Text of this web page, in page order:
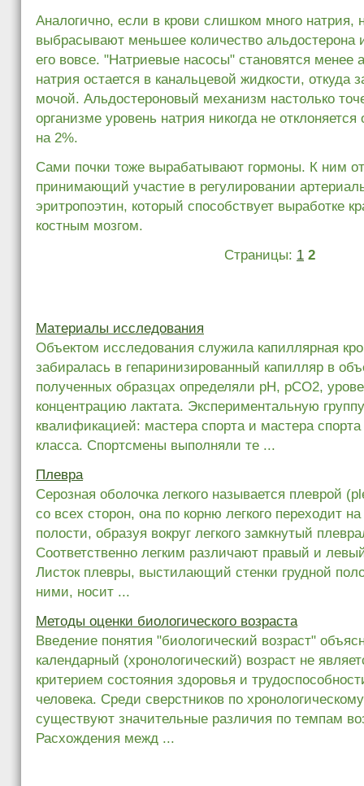
Аналогично, если в крови слишком много натрия,
выбрасывают меньшее количество
его вовсе. "Натриевые насосы" становятся
натрия остается в канальцевой жидкости, откуда
мочой. Альдостероновый механизм настолько
организме уровень натрия никогда не
на 2%.
Сами почки тоже вырабатывают гормоны. К ним
принимающий участие в регулировании
эритропоэтин, который способствует выработке
костным мозгом.
Страницы: 1 2
Материалы исследования
Объектом исследования служила капиллярная
забиралась в гепаринизированный капилляр в
полученных образцах определяли рН, рСО2,
концентрацию лактата. Экспериментальную
квалификацией: мастера спорта и мастера
класса. Спортсмены выполняли те ...
Плевра
Серозная оболочка легкого называется плеврой
со всех сторон, она по корню легкого переходит на
полости, образуя вокруг легкого замкнутый
Соответственно легким различают правый и
Листок плевры, выстилающий стенки грудной
ними, носит ...
Методы оценки биологического возраста
Введение понятия "биологический возраст"
календарный (хронологический) возраст не
критерием состояния здоровья и
человека. Среди сверстников по
существуют значительные различия по темпам
Расхождения межд ...